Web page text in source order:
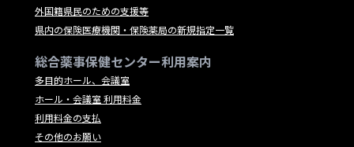
外国籍県民のための支援等
県内の保険医療機関・保険薬局の新規指定一覧
総合薬事保健センター利用案内
多目的ホール、会議室
ホール・会議室 利用料金
利用料金の支払
その他のお願い